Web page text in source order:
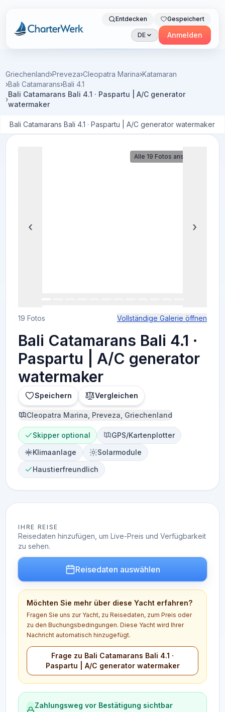
Charterwerk
Entdecken Gespeichert
DE Anmelden
Griechenland›Preveza›Cleopatra Marina›Katamaran
›Bali Catamarans›Bali 4.1
›
Bali Catamarans Bali 4.1 · Paspartu | A/C generator
watermaker
Bali Catamarans Bali 4.1 · Paspartu | A/C generator watermaker
Alle 19 Fotos ansehen
‹ ›
19 Fotos Vollständige Galerie öffnen
Bali Catamarans Bali 4.1 ·
Paspartu | A/C generator
watermaker
Speichern Vergleichen
Cleopatra Marina, Preveza, Griechenland
Skipper optional
GPS/Kartenplotter
Klimaanlage
Solarmodule
Haustierfreundlich
IHRE REISE
Reisedaten hinzufügen, um Live-Preis und Verfügbarkeit
zu sehen.
Reisedaten auswählen
Möchten Sie mehr über diese Yacht erfahren?
Fragen Sie uns zur Yacht, zu Reisedaten, zum Preis oder
zu den Buchungsbedingungen. Diese Yacht wird Ihrer
Nachricht automatisch hinzugefügt.
Frage zu Bali Catamarans Bali 4.1 ·
Paspartu | A/C generator watermaker
Zahlungsweg vor Bestätigung sichtbar